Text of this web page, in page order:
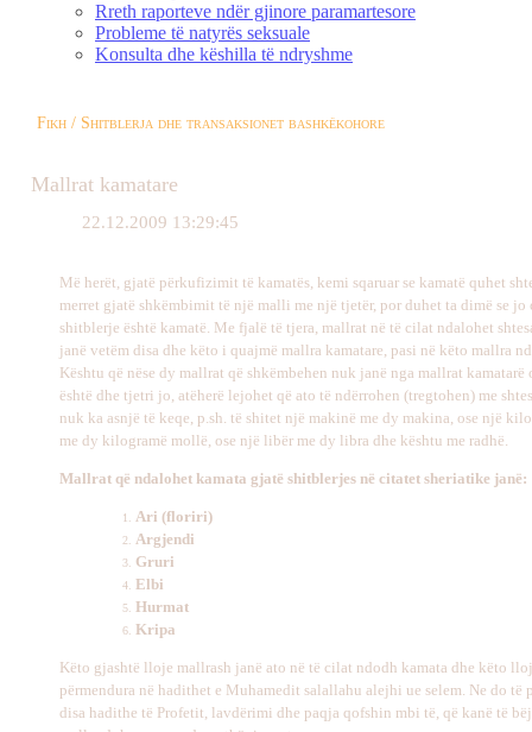
Rreth raporteve ndër gjinore paramartesore
Probleme të natyrës seksuale
Konsulta dhe këshilla të ndryshme
Fikh / Shitblerja dhe transaksionet bashkëkohore
Mallrat kamatare
22.12.2009 13:29:45
Më herët, gjatë përkufizimit të kamatës, kemi sqaruar se kamatë quhet
merret gjatë shkëmbimit të një malli me një tjetër, por duhet ta dimë se jo
shitblerje është kamatë. Me fjalë të tjera, mallrat në të cilat ndalohet
janë vetëm disa dhe këto i quajmë mallra kamatare, pasi në këto mallra
Kështu që nëse dy mallrat që shkëmbehen nuk janë nga mallrat kamatarë
është dhe tjetri jo, atëherë lejohet që ato të ndërrohen (tregtohen) me
nuk ka asnjë të keqe, p.sh. të shitet një makinë me dy makina, ose një
me dy kilogramë mollë, ose një libër me dy libra dhe kështu me radhë.
Mallrat që ndalohet kamata gjatë shitblerjes në citatet sheriatike janë:
Ari (floriri)
Argjendi
Gruri
Elbi
Hurmat
Kripa
Këto gjashtë lloje mallrash janë ato në të cilat ndodh kamata dhe këto
përmendura në hadithet e Muhamedit salallahu alejhi ue selem. Ne do të
disa hadithe të Profetit, lavdërimi dhe paqja qofshin mbi të, që kanë të